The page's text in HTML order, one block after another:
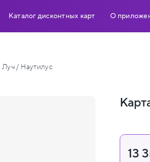
Каталог дисконтных карт О
Луч / Наутилус
13